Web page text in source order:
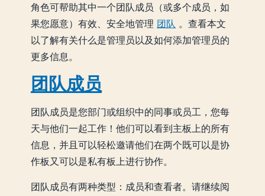
角色可帮助其中一个团队成员（或多个成员，如
果您愿意）有效、安全地管理 团队 。查看本文
以了解有关什么是管理员以及如何添加管理员的
更多信息。
团队成员
团队成员是您部门或组织中的同事或员工，您每
天与他们一起工作！他们可以看到主板上的所有
信息，并且可以轻松邀请他们在两个既可以是协
作板又可以是私有板上进行协作。
团队成员有两种类型：成员和查看者。请继续阅